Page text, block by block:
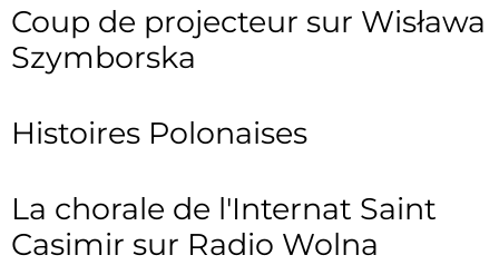
Coup de projecteur sur Wisława
Szymborska
Histoires Polonaises
La chorale de l'Internat Saint
Casimir sur Radio Wolna